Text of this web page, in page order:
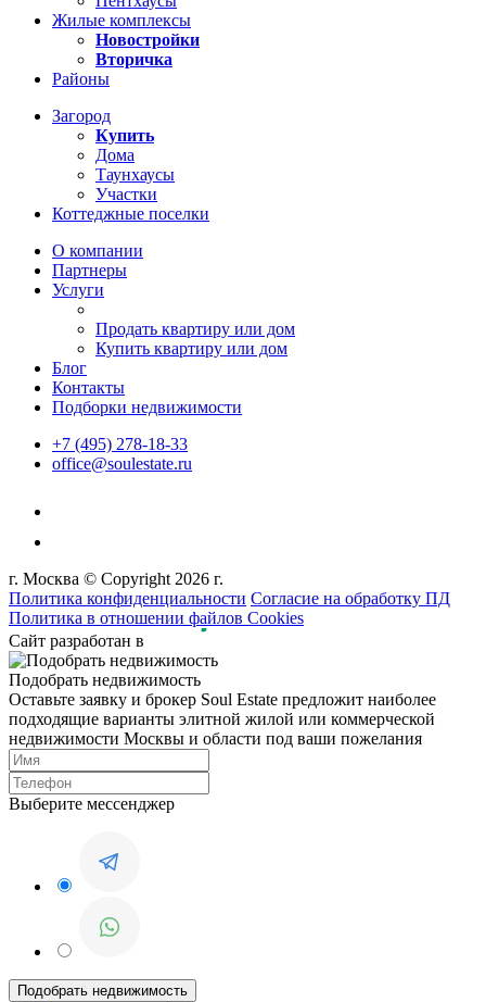
Жилые комплексы
Новостройки
Вторичка
Районы
Загород
Купить
Дома
Таунхаусы
Участки
Коттеджные поселки
О компании
Партнеры
Услуги
Продать квартиру или дом
Купить квартиру или дом
Блог
Контакты
Подборки недвижимости
+7 (495) 278-18-33
office@soulestate.ru
г. Москва © Copyright 2026 г.
Политика конфиденциальности Согласие на обработку ПД
Политика в отношении файлов Cookies
Сайт разработан в
Подобрать недвижимость
Оставьте заявку и брокер Soul Estate предложит наиболее
подходящие варианты элитной жилой или коммерческой
недвижимости Москвы и области под ваши пожелания
Выберите мессенджер